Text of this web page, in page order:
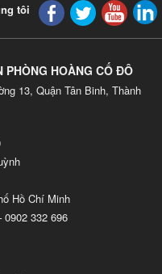
tôi
PHÒNG HOÀNG CỐ ĐÔ
13, Quận Tân Binh, Thành
Hồ Chí Minh
0902 332 696